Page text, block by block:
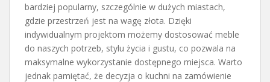
bardziej popularny, szczególnie w dużych miastach,
gdzie przestrzeń jest na wagę złota. Dzięki
indywidualnym projektom możemy dostosować meble
do naszych potrzeb, stylu życia i gustu, co pozwala na
maksymalne wykorzystanie dostępnego miejsca. Warto
jednak pamiętać, że decyzja o kuchni na zamówienie